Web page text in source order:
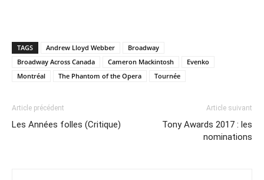
TAGS Andrew Lloyd Webber
Broadway
Broadway Across Canada
Cameron Mackintosh
Evenko
Montréal
The Phantom of the Opera Tournée
Article précédent
Les Années folles (Critique)
Article suivant
Tony Awards 2017 : les
nominations